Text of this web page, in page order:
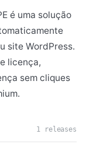
é uma solução
site WordPress.
licença,
sem cliques
1 releases